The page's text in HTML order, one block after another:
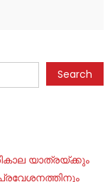
Search
യാത്രയ്ക്കും